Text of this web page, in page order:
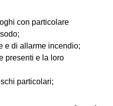
con particolare
e di allarme incendio;
presenti e la loro
particolari;